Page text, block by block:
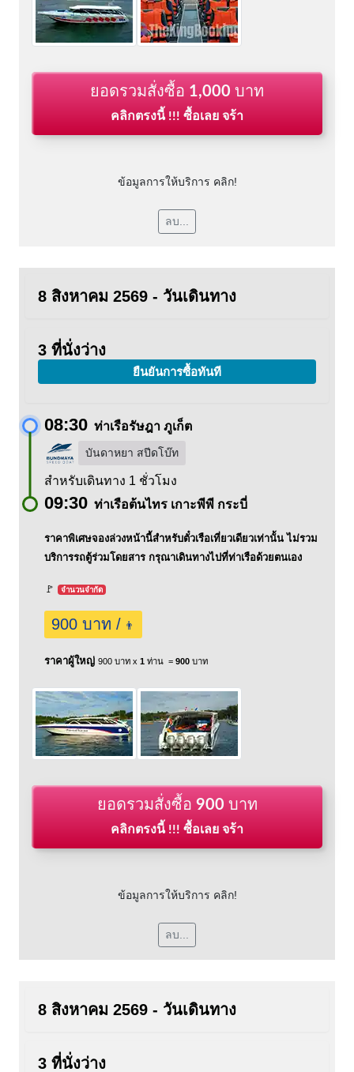
ยอดรวมสั่งซื้อ 1,000 บาท
คลิกตรงนี้ !!! ซื้อเลย จร้า
ข้อมูลการให้บริการ คลิก!
ลบ...
8 สิงหาคม 2569 - วันเดินทาง
3 ที่นั่งว่าง
ยืนยันการซื้อทันที
08:30 ท่าเรือรัษฎา ภูเก็ต
บันดาหยา สปีดโบ๊ท
สำหรับเดินทาง 1 ชั่วโมง
09:30 ท่าเรือต้นไทร เกาะพีพี กระบี่
ราคาพิเศษจองล่วงหน้านี้สำหรับตั๋วเรือเที่ยวเดียวเท่านั้น ไม่รวม
บริการรถตู้ร่วมโดยสาร กรุณาเดินทางไปที่ท่าเรือด้วยตนเอง
🚩 จำนวนจำกัด
900 บาท / 👨
ราคาผู้ใหญ่ 900 บาท x 1 ท่าน = 900 บาท
ยอดรวมสั่งซื้อ 900 บาท
คลิกตรงนี้ !!! ซื้อเลย จร้า
ข้อมูลการให้บริการ คลิก!
ลบ...
8 สิงหาคม 2569 - วันเดินทาง
3 ที่นั่งว่าง